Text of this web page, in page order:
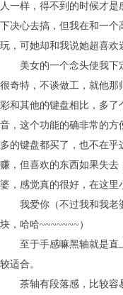
人一样，得不到的时候才
下决心去搞，但我在和一
玩，可她却和我说她超喜欢
美女的一个念头使我下
很奇特，不谈做工，就他那
彩和其他的键盘相比，多
音，这个功能的确非常的
多的键盘都买了，也不在
赚，但喜欢的东西如果失
婆，感觉真的很好，在这里
我爱你（不过我和我老
块，哈哈~~~~~~~）
至于手感嘛黑轴就是直
较适合。
茶轴有段落感，比较容